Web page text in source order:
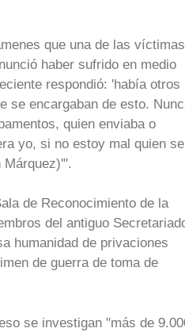
que una de las víctimas
haber sufrido en medio
respondió: 'había otros
se encargaban de esto.
quien enviaba o
yo, si no estoy mal quien se
Márquez)'".
de Reconocimiento de la
del antiguo
humanidad de privaciones
de guerra de toma de
se investigan "más de